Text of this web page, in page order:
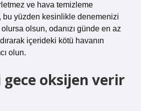
ve hava temizleme
yüzden kesinlikle denemenizi
olsun, odanızı günde en az
içerideki kötü havanın
olun.
gece oksijen verir